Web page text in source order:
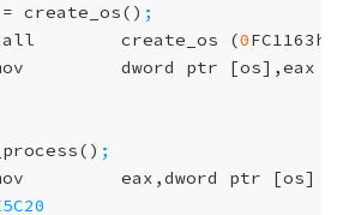
= create_os()
create_os (0FC1163h
dword ptr [os],eax
()
eax ,dword ptr [os]